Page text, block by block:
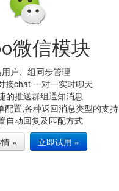
微信模块
户、组同步管理
接chat 一对一实时聊天
的推送群组通知消息
配置,各种返回消息类型的支持
自动回复及匹配方式
»
立即试用 »